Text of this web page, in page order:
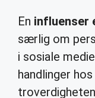
En influenser
særlig om
i sosiale
handlinger